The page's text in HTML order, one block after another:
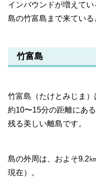
インバウンドが増えて
島の竹富島まで来ている
竹富島
竹富島（たけとみじま
約10〜15分の距離にあ
残る美しい離島です。
島の外周は、およそ9.2
現在）。